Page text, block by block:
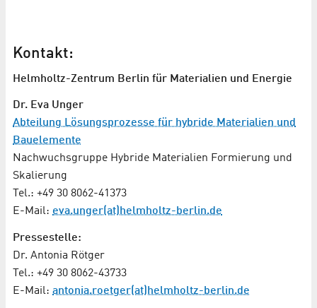
Kontakt:
Helmholtz-Zentrum Berlin für Materialien und Energie
Dr. Eva Unger
Abteilung Lösungsprozesse für hybride Materialien und
Bauelemente
Nachwuchsgruppe Hybride Materialien Formierung und
Skalierung
Tel.: +49 30 8062-41373
E-Mail: eva.unger(at)helmholtz-berlin.de
Pressestelle:
Dr. Antonia Rötger
Tel.: +49 30 8062-43733
E-Mail: antonia.roetger(at)helmholtz-berlin.de